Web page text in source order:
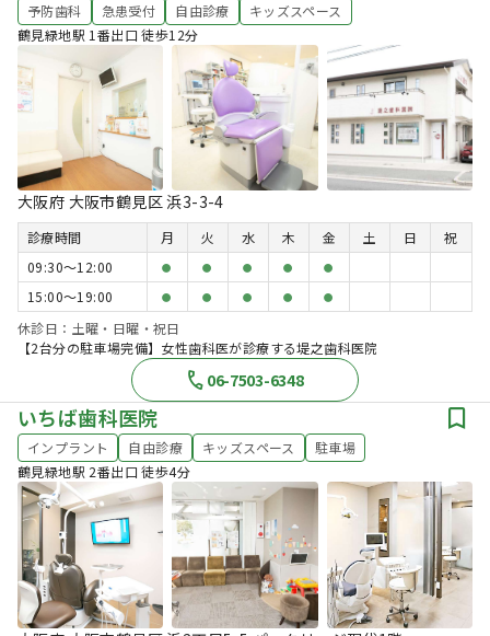
予防歯科 急患受付 自由診療
キッズスペース
鶴見緑地駅 1番出口 徒歩12分
大阪府 大阪市鶴見区 浜3-3-4
診療時間 月 火 水 木 金 土 日
祝
09:30〜12:00
● ● ● ● ●
15:00〜19:00 ● ● ● ● ●
休診日：土曜・日曜・祝日
【2台分の駐車場完備】女性歯科医が診療する堤之歯科医院
06-7503-6348
いちば歯科医院
インプラント 自由診療 キッズスペース
駐車場
鶴見緑地駅 2番出口 徒歩4分